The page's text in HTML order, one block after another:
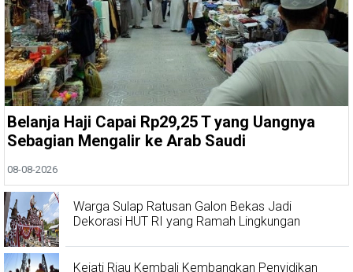
Belanja Haji Capai Rp29,25 T yang Uangnya
Sebagian Mengalir ke Arab Saudi
08-08-2026
Warga Sulap Ratusan Galon Bekas Jadi
Dekorasi HUT RI yang Ramah Lingkungan
Kejati Riau Kembali Kembangkan Penyidikan